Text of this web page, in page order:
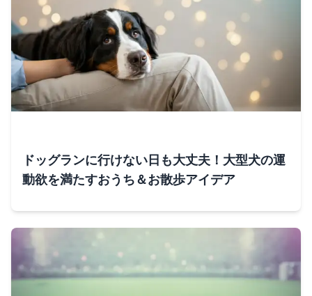
ドッグランに行けない日も大丈夫！大型犬の運
動欲を満たすおうち＆お散歩アイデア